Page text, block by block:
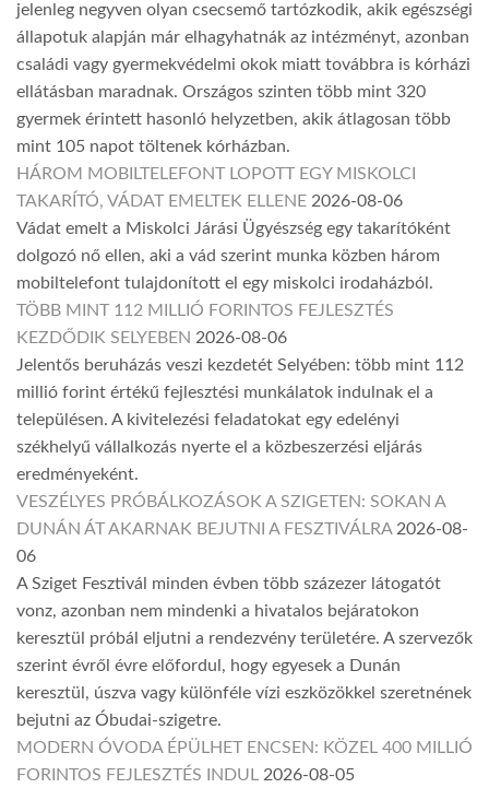
jelenleg negyven olyan csecsemő tartózkodik, akik egészségi
állapotuk alapján már elhagyhatnák az intézményt, azonban
családi vagy gyermekvédelmi okok miatt továbbra is kórházi
ellátásban maradnak. Országos szinten több mint 320
gyermek érintett hasonló helyzetben, akik átlagosan több
mint 105 napot töltenek kórházban.
HÁROM MOBILTELEFONT LOPOTT EGY MISKOLCI
TAKARÍTÓ, VÁDAT EMELTEK ELLENE 2026-08-06
Vádat emelt a Miskolci Járási Ügyészség egy takarítóként
dolgozó nő ellen, aki a vád szerint munka közben három
mobiltelefont tulajdonított el egy miskolci irodaházból.
TÖBB MINT 112 MILLIÓ FORINTOS FEJLESZTÉS
KEZDŐDIK SELYEBEN 2026-08-06
Jelentős beruházás veszi kezdetét Selyében: több mint 112
millió forint értékű fejlesztési munkálatok indulnak el a
településen. A kivitelezési feladatokat egy edelényi
székhelyű vállalkozás nyerte el a közbeszerzési eljárás
eredményeként.
VESZÉLYES PRÓBÁLKOZÁSOK A SZIGETEN: SOKAN A
DUNÁN ÁT AKARNAK BEJUTNI A FESZTIVÁLRA 2026-08-
06
A Sziget Fesztivál minden évben több százezer látogatót
vonz, azonban nem mindenki a hivatalos bejáratokon
keresztül próbál eljutni a rendezvény területére. A szervezők
szerint évről évre előfordul, hogy egyesek a Dunán
keresztül, úszva vagy különféle vízi eszközökkel szeretnének
bejutni az Óbudai-szigetre.
MODERN ÓVODA ÉPÜLHET ENCSEN: KÖZEL 400 MILLIÓ
FORINTOS FEJLESZTÉS INDUL 2026-08-05